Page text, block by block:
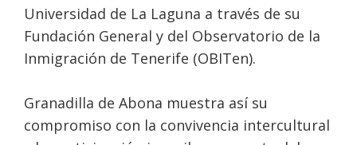
Universidad de La Laguna a través de su
Fundación General y del Observatorio de la
Inmigración de Tenerife (OBITen).
Granadilla de Abona muestra así su
compromiso con la convivencia intercultural